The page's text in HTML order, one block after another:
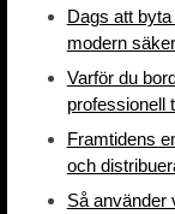
Dags att
modern
Varför du
professionell
Framtidens
och
Så använder